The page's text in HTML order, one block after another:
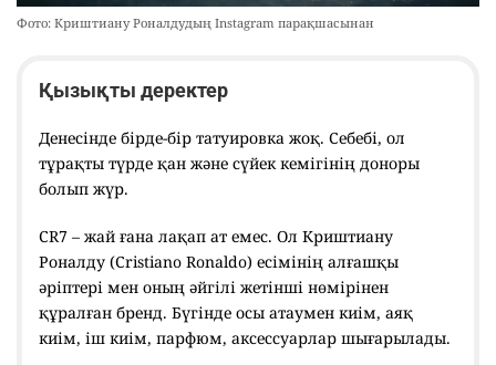
Фото: Криштиану Роналдудың Instagram парақшасынан
Қызықты деректер
Денесінде бірде-бір татуировка жоқ. Себебі, ол
тұрақты түрде қан және сүйек кемігінің доноры
болып жүр.
CR7 – жай ғана лақап ат емес. Ол Криштиану
Роналду (Cristiano Ronaldo) есімінің алғашқы
әріптері мен оның әйгілі жетінші нөмірінен
құралған бренд. Бүгінде осы атаумен киім, аяқ
киім, іш киім, парфюм, аксессуарлар шығарылады.